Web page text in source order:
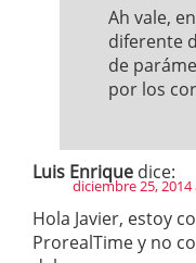
Ah vale,
diferente
de
por los
Luis Enrique dice:
diciembre 25, 2014
Hola Javier, estoy
ProrealTime y no